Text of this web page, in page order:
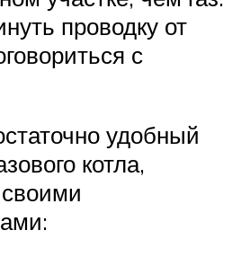
проводку от
с
удобный
котла,